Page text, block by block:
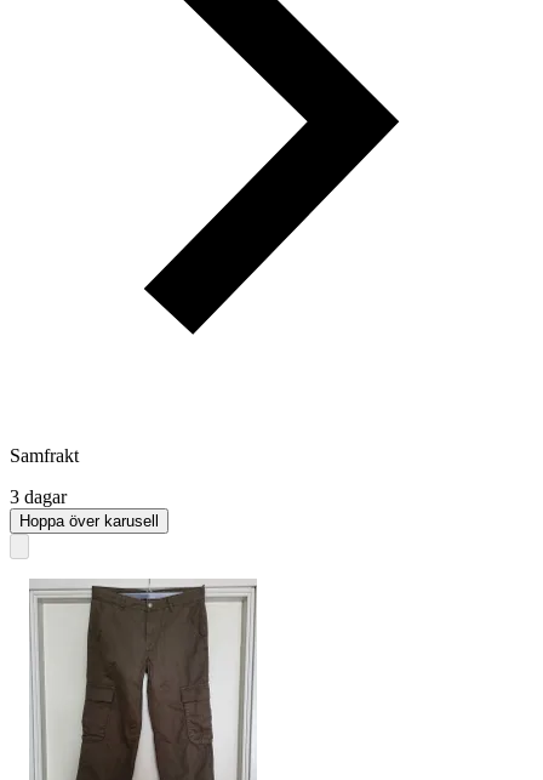
Samfrakt
3 dagar
Hoppa över karusell